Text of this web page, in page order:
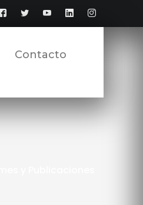
Facebook
Perfil
Twitter
Perfil
YouTube
Perfil
LinkedIn
PerfilPerfil
Contacto